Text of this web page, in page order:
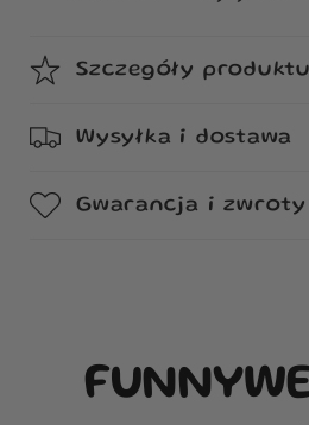
Szczegóły produktu
Wysyłka i dostawa
Gwarancja i zwroty